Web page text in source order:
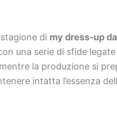
di my dress-up
una serie di sfide
la produzione si
intatta l’essenza